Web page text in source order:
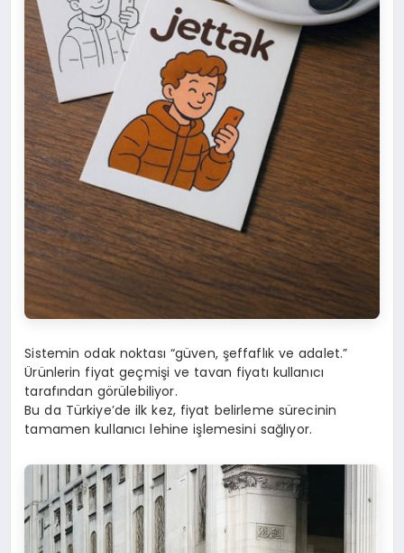
Sistemin odak noktası “güven, şeffaflık ve adalet.”
Ürünlerin fiyat geçmişi ve tavan fiyatı kullanıcı
tarafından görülebiliyor.
Bu da Türkiye’de ilk kez, fiyat belirleme sürecinin
tamamen kullanıcı lehine işlemesini sağlıyor.